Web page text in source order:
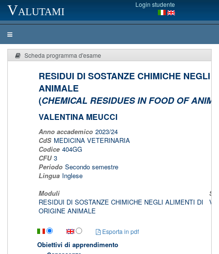
Valutami Login studente
Scheda programma d'esame
RESIDUI DI SOSTANZE CHIMICHE NEGLI
ANIMALE
(CHEMICAL RESIDUES IN FOOD OF
VALENTINA MEUCCI
Anno accademico 2023/24
CdS MEDICINA VETERINARIA
Codice 404GG
CFU 3
Periodo Secondo semestre
Lingua Inglese
Moduli
RESIDUI DI SOSTANZE CHIMICHE NEGLI ALIMENTI DI
ORIGINE ANIMALE
Esporta in pdf
Obiettivi di apprendimento